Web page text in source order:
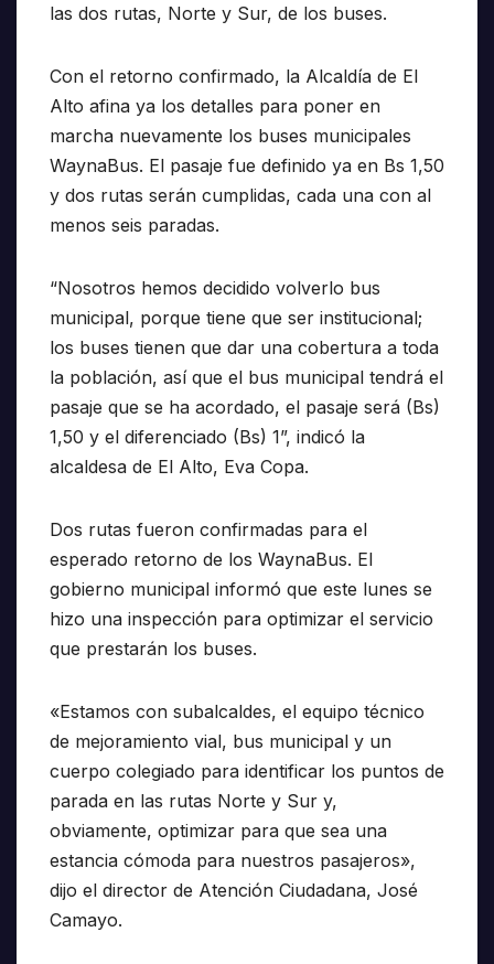
las dos rutas, Norte y Sur, de los buses.
Con el retorno confirmado, la Alcaldía de El
Alto afina ya los detalles para poner en
marcha nuevamente los buses municipales
WaynaBus. El pasaje fue definido ya en Bs 1,50
y dos rutas serán cumplidas, cada una con al
menos seis paradas.
“Nosotros hemos decidido volverlo bus
municipal, porque tiene que ser institucional;
los buses tienen que dar una cobertura a toda
la población, así que el bus municipal tendrá el
pasaje que se ha acordado, el pasaje será (Bs)
1,50 y el diferenciado (Bs) 1”, indicó la
alcaldesa de El Alto, Eva Copa.
Dos rutas fueron confirmadas para el
esperado retorno de los WaynaBus. El
gobierno municipal informó que este lunes se
hizo una inspección para optimizar el servicio
que prestarán los buses.
«Estamos con subalcaldes, el equipo técnico
de mejoramiento vial, bus municipal y un
cuerpo colegiado para identificar los puntos de
parada en las rutas Norte y Sur y,
obviamente, optimizar para que sea una
estancia cómoda para nuestros pasajeros»,
dijo el director de Atención Ciudadana, José
Camayo.